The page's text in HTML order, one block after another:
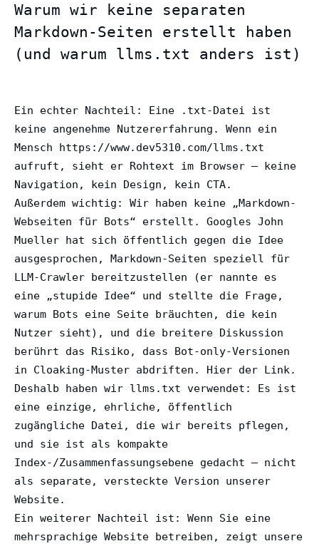
Warum wir keine separaten
Markdown-Seiten erstellt haben
(und warum llms.txt anders ist)
Ein echter Nachteil: Eine .txt-Datei ist
keine angenehme Nutzererfahrung. Wenn ein
Mensch https://www.dev5310.com/llms.txt
aufruft, sieht er Rohtext im Browser – keine
Navigation, kein Design, kein CTA.
Außerdem wichtig: Wir haben keine „Markdown-
Webseiten für Bots“ erstellt. Googles John
Mueller hat sich öffentlich gegen die Idee
ausgesprochen, Markdown-Seiten speziell für
LLM-Crawler bereitzustellen (er nannte es
eine „stupide Idee“ und stellte die Frage,
warum Bots eine Seite bräuchten, die kein
Nutzer sieht), und die breitere Diskussion
berührt das Risiko, dass Bot-only-Versionen
in Cloaking-Muster abdriften. Hier der Link.
Deshalb haben wir llms.txt verwendet: Es ist
eine einzige, ehrliche, öffentlich
zugängliche Datei, die wir bereits pflegen,
und sie ist als kompakte
Index-/Zusammenfassungsebene gedacht – nicht
als separate, versteckte Version unserer
Website.
Ein weiterer Nachteil ist: Wenn Sie eine
mehrsprachige Website betreiben, zeigt unsere